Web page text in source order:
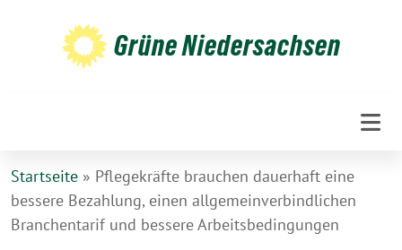
Grüne Niedersachsen
Startseite » Pflegekräfte brauchen dauerhaft eine
bessere Bezahlung, einen allgemeinverbindlichen
Branchentarif und bessere Arbeitsbedingungen